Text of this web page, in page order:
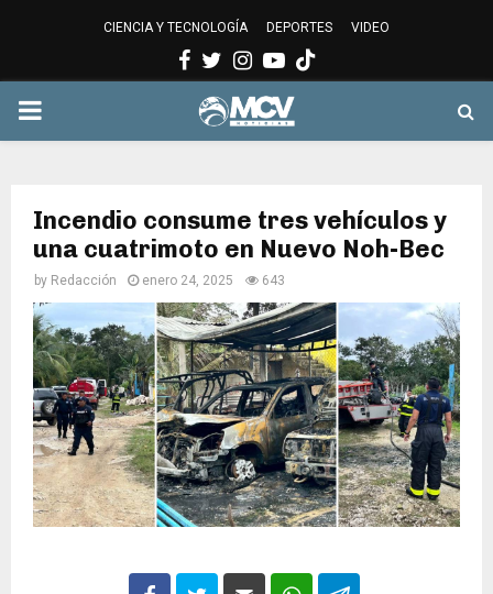
CIENCIA Y TECNOLOGÍA DEPORTES VIDEO
Facebook
Twitter
Instagram
Youtube
PRIMARY
Incendio consume tres vehículos y
una cuatrimoto en Nuevo Noh-Bec
by Redacción enero 24, 2025 643